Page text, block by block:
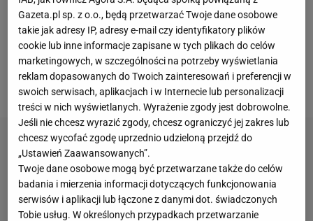
trwaławalkaz czasem, by zarejestrować
Zalewskiego jako piłkarza Interu jeszcze przed
niedzielnymi derbami. Finalnie wszystko się udało, a
Zalewski dołączył do drużyny zgromadzonej w
ośrodku treningowym Appiano Gentile.
Gazeta.pl sp. z o.o., będą przetwarzać Twoje dane osobowe
takie jak adresy IP, adresy e-mail czy identyfikatory plików
cookie lub inne informacje zapisane w tych plikach do celów
marketingowych, w szczególności na potrzeby wyświetlania
reklam dopasowanych do Twoich zainteresowań i preferencji w
swoich serwisach, aplikacjach i w Internecie lub personalizacji
treści w nich wyświetlanych. Wyrażenie zgody jest dobrowolne.
Jeśli nie chcesz wyrazić zgody, chcesz ograniczyć jej zakres lub
chcesz wycofać zgodę uprzednio udzieloną przejdź do
„Ustawień Zaawansowanych”.
Twoje dane osobowe mogą być przetwarzane także do celów
badania i mierzenia informacji dotyczących funkcjonowania
serwisów i aplikacji lub łączone z danymi dot. świadczonych
Tobie usług. W określonych przypadkach przetwarzanie